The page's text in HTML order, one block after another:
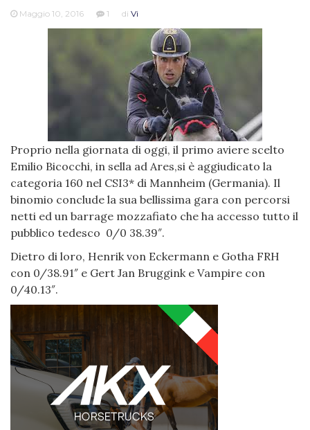
Maggio 10, 2016 1 di Vi
Proprio nella giornata di oggi, il primo aviere scelto
Emilio Bicocchi, in sella ad Ares,si è aggiudicato la
categoria 160 nel CSI3* di Mannheim (Germania). Il
binomio conclude la sua bellissima gara con percorsi
netti ed un barrage mozzafiato che ha accesso tutto il
pubblico tedesco 0/0 38.39″.
Dietro di loro, Henrik von Eckermann e Gotha FRH
con 0/38.91″ e Gert Jan Bruggink e Vampire con
0/40.13″.